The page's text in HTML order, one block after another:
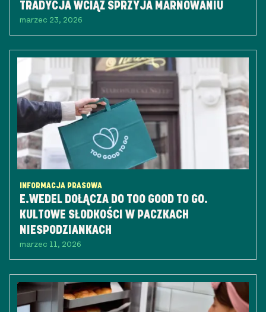
TRADYCJA WCIĄŻ SPRZYJA MARNOWANIU
marzec 23, 2026
INFORMACJA PRASOWA
E.WEDEL DOŁĄCZA DO TOO GOOD TO GO.
KULTOWE SŁODKOŚCI W PACZKACH
NIESPODZIANKACH
marzec 11, 2026